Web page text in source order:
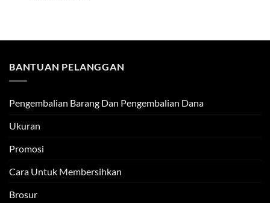
BANTUAN PELANGGAN
Pengembalian Barang Dan Pengembalian Dana
Ukuran
Promosi
Cara Untuk Membersihkan
Brosur